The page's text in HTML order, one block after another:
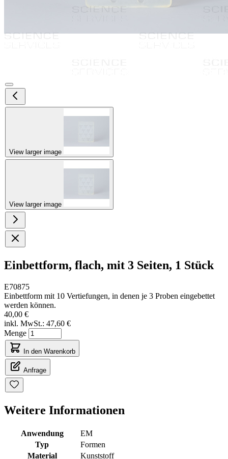
View larger image
View larger image
Einbettform, flach, mit 3 Seiten, 1 Stück
E70875
Einbettform mit 10 Vertiefungen, in denen je 3 Proben eingebettet
werden können.
40,00 €
inkl. MwSt.: 47,60 €
Menge
In den Warenkorb
Anfrage
Weitere Informationen
Anwendung
EM
Typ
Formen
Material
Kunststoff